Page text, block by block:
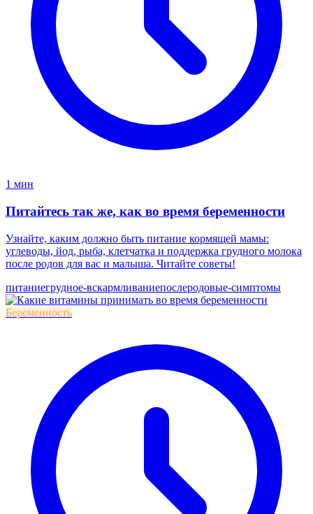
1 мин
Питайтесь так же, как во время беременности
Узнайте, каким должно быть питание кормящей мамы:
углеводы, йод, рыба, клетчатка и поддержка грудного молока
после родов для вас и малыша. Читайте советы!
питаниегрудное-вскармливаниепослеродовые-симптомы
Беременность